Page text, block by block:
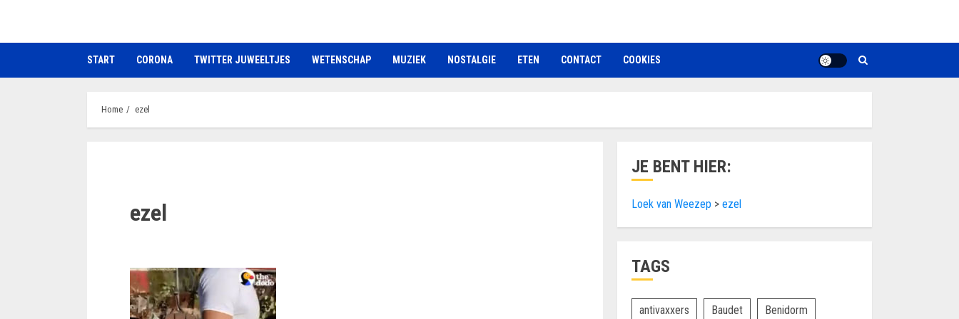
de
START CORONA TWITTER JUWEELTJES WETENSCHAP MUZIEK NOSTALGIE ETEN CONTACT COOKIES
Home ezel
ezel
JE BENT HIER:
Loek van Weezep >ezel
TAGS
antivaxxers Baudet Benidorm